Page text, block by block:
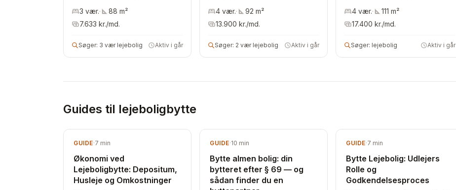
3 vær.· 88 m²
7.633 kr./md.
Søger: 3 vær lejebolig Aktiv i går
4 vær.· 92 m²
13.900 kr./md.
Søger: 2 vær lejebolig Aktiv i går
4 vær.· 111 m²
17.400 kr./md.
Søger: lejebolig Aktiv i går
Guides til lejeboligbytte
GUIDE·7 min
Økonomi ved
Lejeboligbytte: Depositum,
Husleje og Omkostninger
GUIDE·10 min
Bytte almen bolig: din
bytteret efter § 69 — og
sådan finder du en
GUIDE·7 min
Bytte Lejebolig: Udlejers
Rolle og
Godkendelsesproces